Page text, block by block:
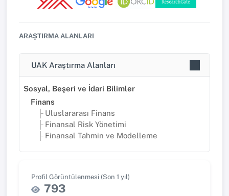
ARAŞTIRMA ALANLARI
UAK Araştırma Alanları
Sosyal, Beşeri ve İdari Bilimler
Finans
Uluslararası Finans
Finansal Risk Yönetimi
Finansal Tahmin ve Modelleme
Profil Görüntülenmesi (Son 1 yıl)
793